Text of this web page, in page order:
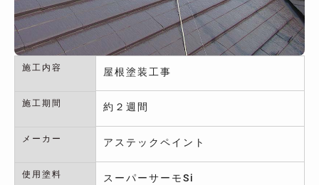
施工内容 屋根塗装工事
施工期間 約２週間
メーカー アステックペイント
使用塗料 スーパーサーモSi